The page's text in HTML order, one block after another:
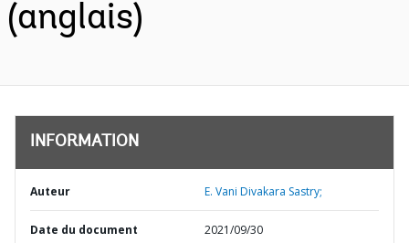
(anglais)
INFORMATION
Auteur E. Vani Divakara Sastry;
Date du document 2021/09/30